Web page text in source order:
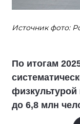
Источник фото:
По итогам
до 6,8 млн